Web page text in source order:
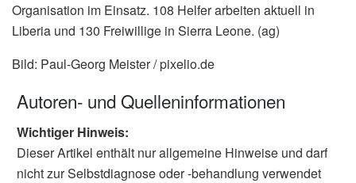
Organisation im Einsatz. 108 Helfer arbeiten aktuell in
Liberia und 130 Freiwillige in Sierra Leone. (ag)
Bild: Paul-Georg Meister / pixelio.de
Autoren- und Quelleninformationen
Wichtiger Hinweis:
Dieser Artikel enthält nur allgemeine Hinweise und darf
nicht zur Selbstdiagnose oder -behandlung verwendet